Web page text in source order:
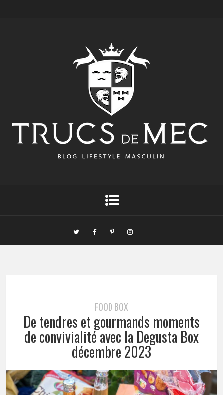
FOOD BOX
De tendres et gourmands moments
de convivialité avec la Degusta Box
décembre 2023